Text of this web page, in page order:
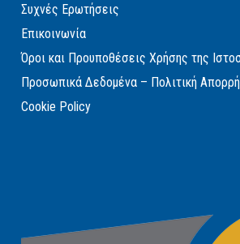
Συχνές Ερωτήσεις
Επικοινωνία
Όροι και Προυποθέσεις Χρήσης της
Προσωπικά Δεδομένα – Πολιτική
Cookie Policy